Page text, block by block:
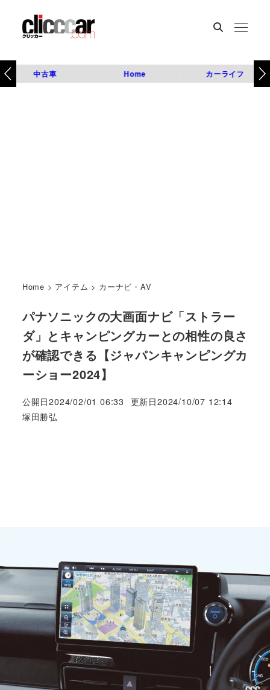
中古車 Home カーライフ
Home > アイテム > カーナビ・AV
パナソニックの大画面ナビ「ストラー
ダ」とキャンピングカーとの相性の良さ
が確認できる【ジャパンキャンピングカ
ーショー2024】
公開日2024/02/01 06:33 更新日2024/10/07 12:14
著
塚田勝弘